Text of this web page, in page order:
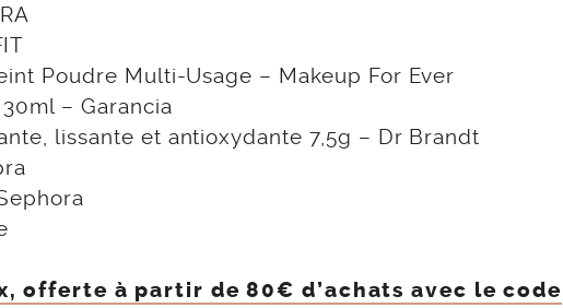
Poudre Multi-Usage – Makeup For Ever
– Garancia
lissante et antioxydante 7,5g – Dr Brandt
offerte à partir de 80€ d’achats avec le code